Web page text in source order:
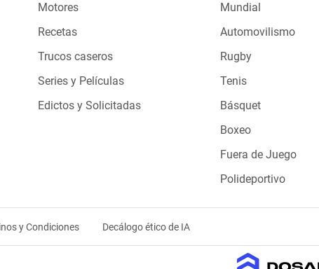
Motores
Recetas
Trucos caseros
Series y Películas
Edictos y Solicitadas
Mundial
Automovilismo
Rugby
Tenis
Básquet
Boxeo
Fuera de Juego
Polideportivo
y Condiciones Decálogo ético de IA